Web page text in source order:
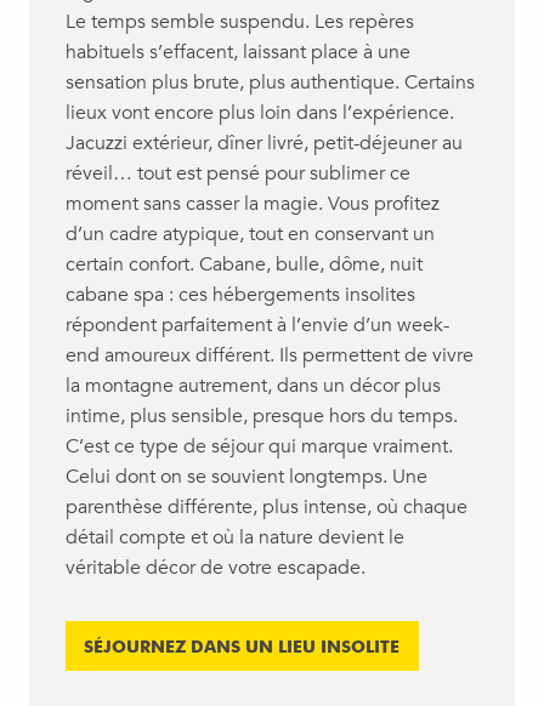
Le temps semble suspendu. Les repères
habituels s’effacent, laissant place à une
sensation plus brute, plus authentique. Certains
lieux vont encore plus loin dans l’expérience.
Jacuzzi extérieur, dîner livré, petit-déjeuner au
réveil… tout est pensé pour sublimer ce
moment sans casser la magie. Vous profitez
d’un cadre atypique, tout en conservant un
certain confort. Cabane, bulle, dôme, nuit
cabane spa : ces hébergements insolites
répondent parfaitement à l’envie d’un week-
end amoureux différent. Ils permettent de vivre
la montagne autrement, dans un décor plus
intime, plus sensible, presque hors du temps.
C’est ce type de séjour qui marque vraiment.
Celui dont on se souvient longtemps. Une
parenthèse différente, plus intense, où chaque
détail compte et où la nature devient le
véritable décor de votre escapade.
SÉJOURNEZ DANS UN LIEU INSOLITE